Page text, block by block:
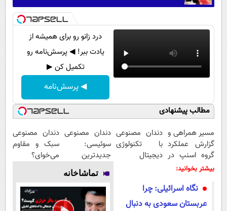
درد زانو رو برای همیشه از
یادت ببر! ◀ پرسش‌نامه رو
تکمیل کن ▶
◀ پرسش‌نامه
مطالب پیشنهادی
مسیر همراهی و
گزارش عملکرد
گروه اسنپ در
۱۴۰۴
دندان مصنوعی
با تکنولوژی
دیجیتال
دندان مصنوعی
سوئیسی:
جدیدترین
فناوری اروپا،
سبک و مقاوم |
پرداخت قسطی
دندان مصنوعی
سبک و مقاوم
می‌خوای؟
داریم!😍 | 📍
تهران
بیشتر بخوانید:
نگاه اسرائیلی: چرا
عربستان سعودی به دنبال
تماشاخانه